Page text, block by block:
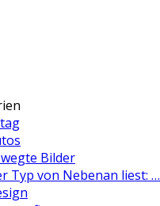
Bilder
Typ von Nebenan liest: …